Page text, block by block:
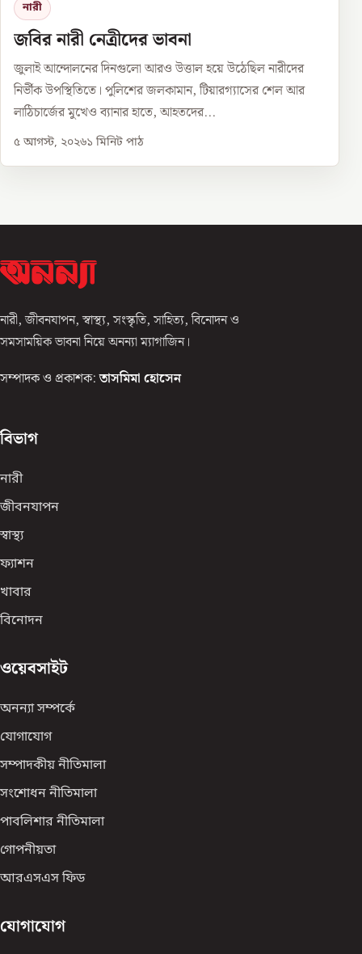
নারী
জবির নারী নেত্রীদের ভাবনা
জুলাই আন্দোলনের দিনগুলো আরও উত্তাল হয়ে উঠেছিল নারীদের
নির্ভীক উপস্থিতিতে। পুলিশের জলকামান, টিয়ারগ্যাসের শেল আর
লাঠিচার্জের মুখেও ব্যানার হাতে, আহতদের...
৫ আগস্ট, ২০২৬১ মিনিট পাঠ
নারী, জীবনযাপন, স্বাস্থ্য, সংস্কৃতি, সাহিত্য, বিনোদন ও
সমসাময়িক ভাবনা নিয়ে অনন্যা ম্যাগাজিন।
সম্পাদক ও প্রকাশক: তাসমিমা হোসেন
বিভাগ
নারী
জীবনযাপন
স্বাস্থ্য
ফ্যাশন
খাবার
বিনোদন
ওয়েবসাইট
অনন্যা সম্পর্কে
যোগাযোগ
সম্পাদকীয় নীতিমালা
সংশোধন নীতিমালা
পাবলিশার নীতিমালা
গোপনীয়তা
আরএসএস ফিড
যোগাযোগ